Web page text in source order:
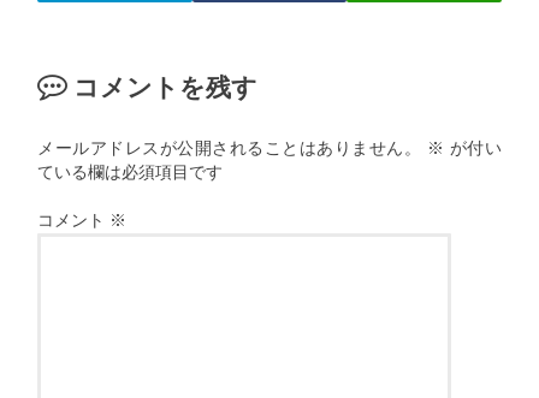
コメントを残す
メールアドレスが公開されることはありません。 ※ が付い
ている欄は必須項目です
コメント ※